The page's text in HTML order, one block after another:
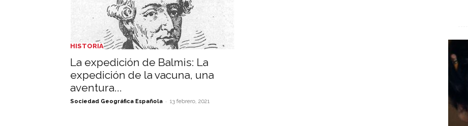
HISTORIA
La expedición de Balmis: La
expedición de la vacuna, una
aventura...
Sociedad Geográfica Española - 13 febrero, 2021